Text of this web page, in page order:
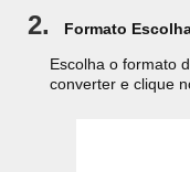
2.
Formato
Escolha o formato
converter e clique